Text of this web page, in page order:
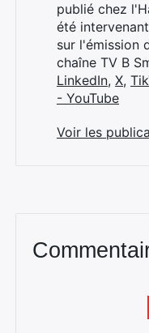
publié chez
été
sur l'émission
chaîne TV B
LinkedIn, X,
- YouTube
Voir les